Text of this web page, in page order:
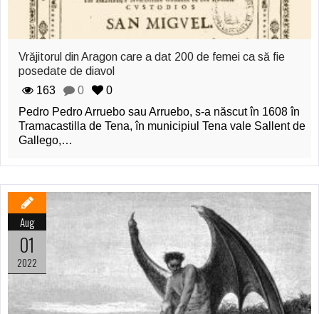
Vrăjitorul din Aragon care a dat 200 de femei ca să fie
posedate de diavol
163
0
0
Pedro Pedro Arruebo sau Arruebo, s-a născut în 1608 în
Tramacastilla de Tena, în municipiul Tena vale Sallent de
Gallego,…
Aug
01
2022